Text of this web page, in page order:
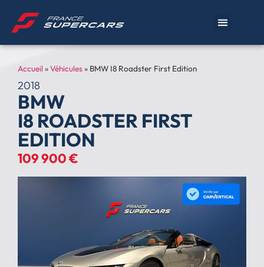
Accueil »Véhicules» BMW I8 Roadster First Edition
2018
BMW
I8 ROADSTER FIRST
EDITION
109 900 €